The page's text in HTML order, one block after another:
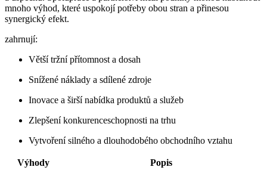
mnoho výhod, které uspokojí potřeby obou stran a přinesou
synergický efekt.
zahrnují:
Větší tržní přítomnost a dosah
Snížené náklady a sdílené zdroje
Inovace a širší nabídka produktů a služeb
Zlepšení konkurenceschopnosti na trhu
Vytvoření silného a dlouhodobého obchodního vztahu
Výhody
Popis